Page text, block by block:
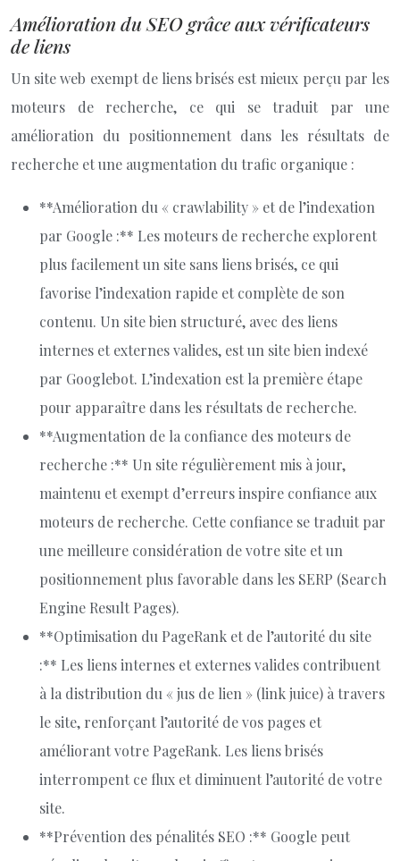
Amélioration du SEO grâce aux vérificateurs
de liens
Un site web exempt de liens brisés est mieux perçu par les
moteurs de recherche, ce qui se traduit par une
amélioration du positionnement dans les résultats de
recherche et une augmentation du trafic organique :
**Amélioration du « crawlability » et de l’indexation
par Google :** Les moteurs de recherche explorent
plus facilement un site sans liens brisés, ce qui
favorise l’indexation rapide et complète de son
contenu. Un site bien structuré, avec des liens
internes et externes valides, est un site bien indexé
par Googlebot. L’indexation est la première étape
pour apparaître dans les résultats de recherche.
**Augmentation de la confiance des moteurs de
recherche :** Un site régulièrement mis à jour,
maintenu et exempt d’erreurs inspire confiance aux
moteurs de recherche. Cette confiance se traduit par
une meilleure considération de votre site et un
positionnement plus favorable dans les SERP (Search
Engine Result Pages).
**Optimisation du PageRank et de l’autorité du site
:** Les liens internes et externes valides contribuent
à la distribution du « jus de lien » (link juice) à travers
le site, renforçant l’autorité de vos pages et
améliorant votre PageRank. Les liens brisés
interrompent ce flux et diminuent l’autorité de votre
site.
**Prévention des pénalités SEO :** Google peut